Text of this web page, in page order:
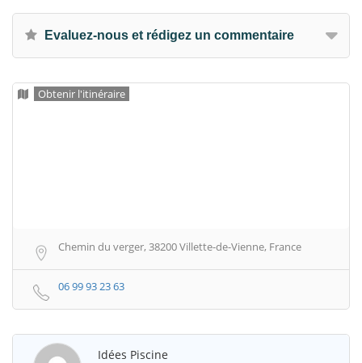
Evaluez-nous et rédigez un commentaire
Obtenir l'itinéraire
Chemin du verger, 38200 Villette-de-Vienne, France
06 99 93 23 63
Idées Piscine